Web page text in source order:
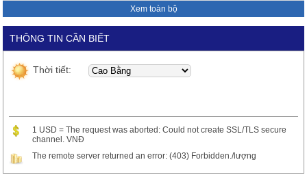
Xem toàn bộ
THÔNG TIN CẦN BIẾT
Thời tiết:
1 USD = The request was aborted: Could not create SSL/TLS secure
channel. VNĐ
The remote server returned an error: (403) Forbidden./lượng